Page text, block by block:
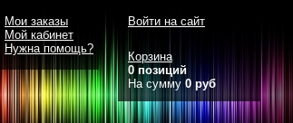
Мои заказы
Мой кабинет
Нужна помощь?
Войти на сайт
Корзина
0 позиций
На сумму 0 руб